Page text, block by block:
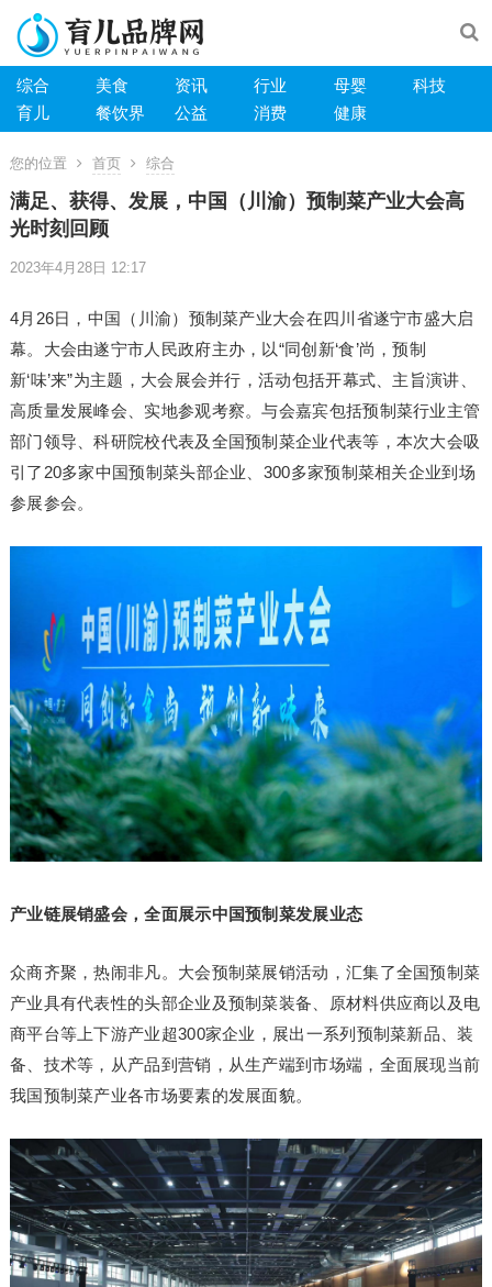
综合 美食 资讯 行业 母婴
科技
育儿
餐饮界 公益 消费 健康
您的位置 首页 综合
满足、获得、发展，中国（川渝）预制菜产业大会高
光时刻回顾
2023年4月28日 12:17
4月26日，中国（川渝）预制菜产业大会在四川省遂宁市盛大启
幕。大会由遂宁市人民政府主办，以“同创新‘食’尚，预制
新‘味’来”为主题，大会展会并行，活动包括开幕式、主旨演讲、
高质量发展峰会、实地参观考察。与会嘉宾包括预制菜行业主管
部门领导、科研院校代表及全国预制菜企业代表等，本次大会吸
引了20多家中国预制菜头部企业、300多家预制菜相关企业到场
参展参会。
产业链展销盛会，全面展示中国预制菜发展业态
众商齐聚，热闹非凡。大会预制菜展销活动，汇集了全国预制菜
产业具有代表性的头部企业及预制菜装备、原材料供应商以及电
商平台等上下游产业超300家企业，展出一系列预制菜新品、装
备、技术等，从产品到营销，从生产端到市场端，全面展现当前
我国预制菜产业各市场要素的发展面貌。